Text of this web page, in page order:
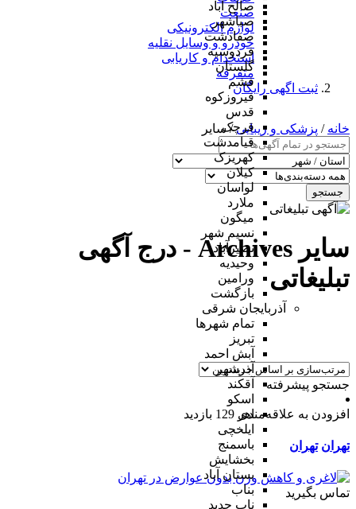
صالح آباد
صباشهر
صفادشت
فردوسیه
گلستان
فشم
فیروزکوه
قدس
قرچک
قیامدشت
کهریزک
کیلان
لواسان
ملارد
میگون
نسیم شهر
نصیرآباد
وحیدیه
ورامین
بازگشت
آذربایجان شرقی
تمام شهر‌ها
تبریز
آبش احمد
آذرشهر
آقکند
اسکو
اهر
ایلخچی
باسمنج
بخشایش
بستان آباد
بناب
ناب جدید
صنعت
لوازم الکترونیکی
خودرو و وسایل نقلیه
استخدام و کاریابی
متفرقه
ثبت اگهی رایگان
خانه / پزشکی و زیبایی/ سایر
جستجو
سایر Archives - درج آگهی
تبلیغاتی
جستجو پیشرفته
افزودن به علاقه‌مندی 129 بازدید
تهران تهران
تماس بگیرید